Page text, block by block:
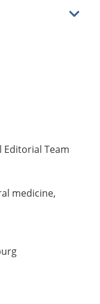
Editorial Team
medicine,